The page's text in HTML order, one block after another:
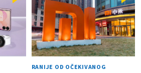
RANIJE OD OČEKIVANOG